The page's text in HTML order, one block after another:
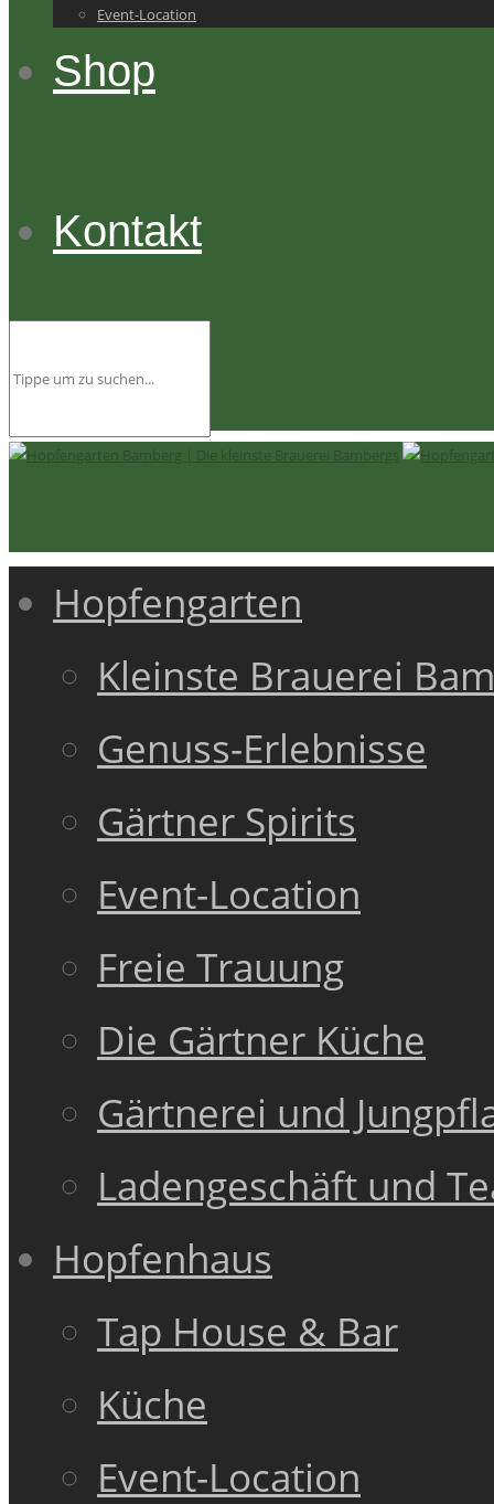
Event-Location
Shop
Kontakt
Hopfengarten
Kleinste Brauerei
Genuss-Erlebnisse
Gärtner Spirits
Event-Location
Freie Trauung
Die Gärtner Küche
Gärtnerei und
Ladengeschäft und
Hopfenhaus
Tap House & Bar
Küche
Event-Location